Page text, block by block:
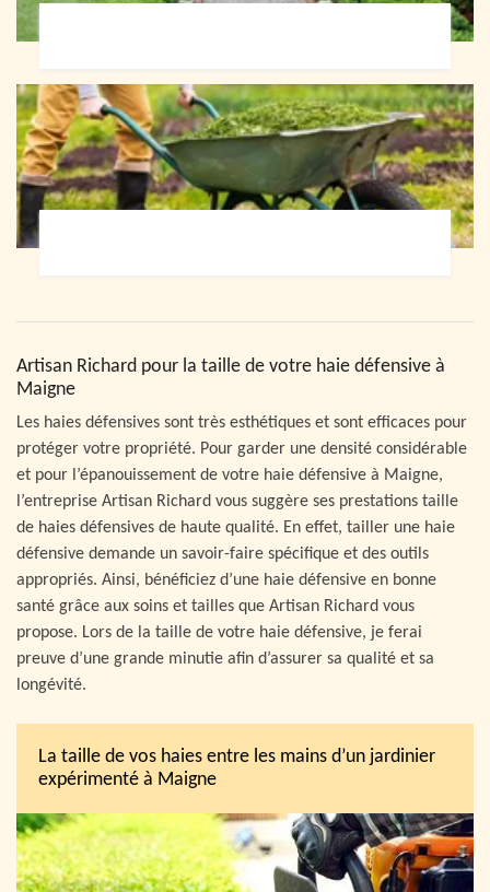
Artisan Richard pour la taille de votre haie défensive à
Maigne
Les haies défensives sont très esthétiques et sont efficaces pour
protéger votre propriété. Pour garder une densité considérable
et pour l’épanouissement de votre haie défensive à Maigne,
l’entreprise Artisan Richard vous suggère ses prestations taille
de haies défensives de haute qualité. En effet, tailler une haie
défensive demande un savoir-faire spécifique et des outils
appropriés. Ainsi, bénéficiez d’une haie défensive en bonne
santé grâce aux soins et tailles que Artisan Richard vous
propose. Lors de la taille de votre haie défensive, je ferai
preuve d’une grande minutie afin d’assurer sa qualité et sa
longévité.
La taille de vos haies entre les mains d’un jardinier
expérimenté à Maigne